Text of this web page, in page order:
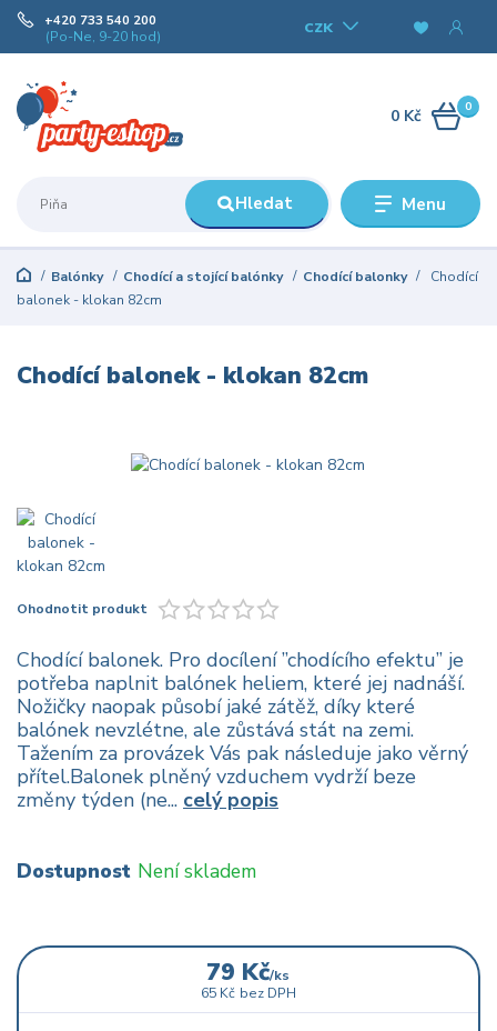
Menu
CZK
Hledat
+420 733 540 200
(Po-Ne, 9-20 hod)
0
0 Kč
Balónky Chodící a stojící balónky Chodící balonky
Chodící
balonek - klokan 82cm
Chodící balonek - klokan 82cm
Ohodnotit produkt
Chodící balonek. Pro docílení ”chodícího efektu” je
potřeba naplnit balónek heliem, které jej nadnáší.
Nožičky naopak působí jaké zátěž, díky které
balónek nevzlétne, ale zůstává stát na zemi.
Tažením za provázek Vás pak následuje jako věrný
přítel.Balonek plněný vzduchem vydrží beze
změny týden (ne... celý popis
Dostupnost Není skladem
79 Kč/ks
65 Kč bez DPH